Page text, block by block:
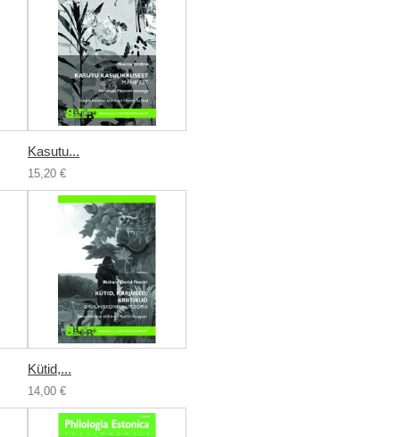
Kasutu...
15,20 €
Kütid,...
14,00 €